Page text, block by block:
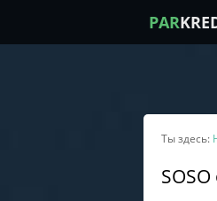
PAR
Ты здесь: